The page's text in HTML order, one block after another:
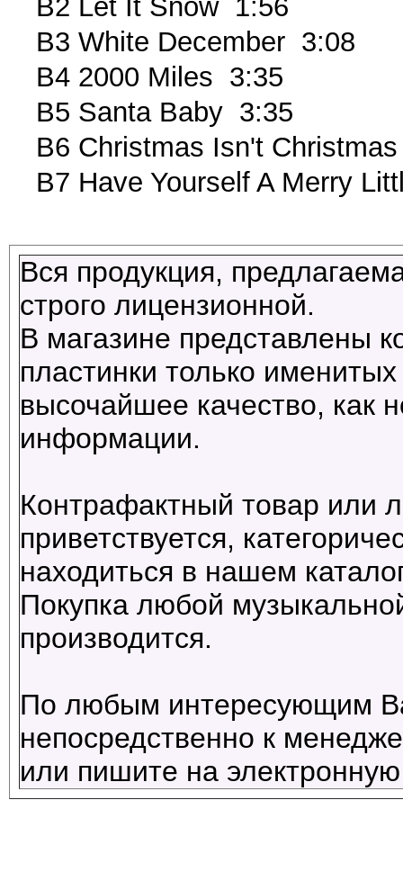
B2 Let It Snow 1:56
B3 White December 3:08
B4 2000 Miles 3:35
B5 Santa Baby 3:35
B6 Christmas Isn't
B7 Have Yourself A Merry
Вся продукция,
строго лицензионной.
В магазине представлены
пластинки только
высочайшее качество, как
информации.
Контрафактный товар или
приветствуется,
находиться в нашем
Покупка любой
производится.
По любым интересующим
непосредственно к
или пишите на